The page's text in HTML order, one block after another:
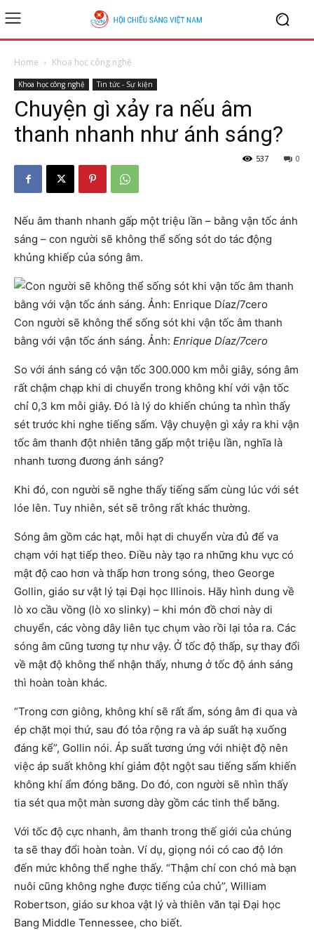
Home Khoa học công nghệ
Khoa học công nghệ Tin tức - Sự kiện
Chuyện gì xảy ra nếu âm
thanh nhanh như ánh sáng?
0
537
Nếu âm thanh nhanh gấp một triệu lần – bằng vận tốc ánh
sáng – con người sẽ không thể sống sót do tác động
khủng khiếp của sóng âm.
Con người sẽ không thể sống sót khi vận tốc âm thanh
bằng với vận tốc ánh sáng. Ảnh: Enrique Díaz/7cero
So với ánh sáng có vận tốc 300.000 km mỗi giây, sóng âm
rất chậm chạp khi di chuyển trong không khí với vận tốc
chỉ 0,3 km mỗi giây. Đó là lý do khiến chúng ta nhìn thấy
sét trước khi nghe tiếng sấm. Vậy chuyện gì xảy ra khi vận
tốc âm thanh đột nhiên tăng gấp một triệu lần, nghĩa là
nhanh tương đương ánh sáng?
Khi đó, con người sẽ nghe thấy tiếng sấm cùng lúc với sét
lóe lên. Tuy nhiên, sét sẽ trông rất khác thường.
Sóng âm gồm các hạt, mỗi hạt di chuyển vừa đủ để va
chạm với hạt tiếp theo. Điều này tạo ra những khu vực có
mật độ cao hơn và thấp hơn trong sóng, theo George
Gollin, giáo sư vật lý tại Đại học Illinois. Hãy hình dung về
lò xo cầu vồng (lò xo slinky) – khi món đồ chơi này di
chuyển, các vòng dây liên tục chụm vào rồi lại tỏa ra. Các
sóng âm cũng tương tự như vậy. Ở tốc độ thấp, sự thay đổi
về mật độ không thể nhận thấy, nhưng ở tốc độ ánh sáng
thì hoàn toàn khác.
“Trong cơn giông, không khí sẽ rất ẩm, sóng âm đi qua và
ép chặt mọi thứ, sau đó tỏa rộng ra và áp suất hạ xuống
đáng kể”, Gollin nói. Áp suất tương ứng với nhiệt độ nên
việc áp suất không khí giảm đột ngột sau tiếng sấm khiến
không khí ẩm đóng băng. Do đó, con người sẽ nhìn thấy
tia sét qua một màn sương dày gồm các tinh thể băng.
Với tốc độ cực nhanh, âm thanh trong thế giới của chúng
ta sẽ thay đổi hoàn toàn. Ví dụ, giọng nói có cao độ lớn
đến mức không thể nghe thấy. “Thậm chí con chó mà bạn
nuôi cũng không nghe được tiếng của chủ”, William
Robertson, giáo sư khoa vật lý và thiên văn tại Đại học
Bang Middle Tennessee, cho biết.